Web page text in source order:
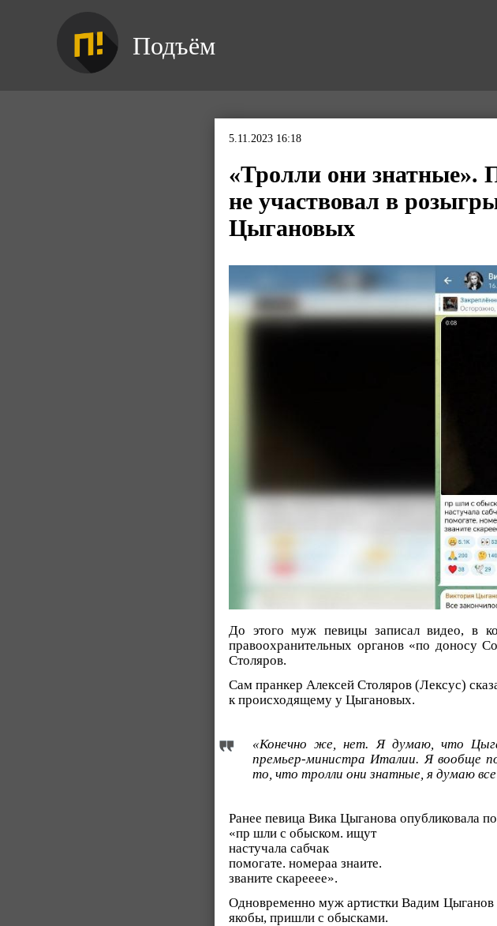
Подъём
5.11.2023 16:18
«Тролли они знатные».
не участвовал в
Цыгановых
До этого муж певицы записал видео, в
правоохранительных органов «по доносу
Столяров.
Сам пранкер Алексей Столяров (Лексус)
к происходящему у Цыгановых.
«Конечно же, нет. Я думаю, что
премьер-министра Италии. Я вообще
то, что тролли они знатные, я думаю
Ранее певица Вика Цыганова опубликовала
«пр шли с обыском. ищут
настучала сабчак
помогате. номераа знаите.
званите скарееее».
Одновременно муж артистки Вадим Цыганов
якобы, пришли с обысками.